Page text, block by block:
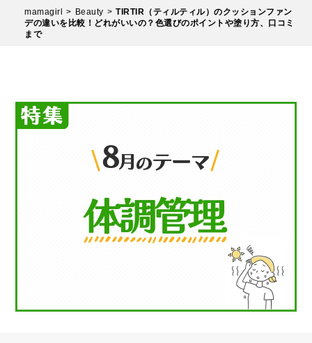
mamagirl Beauty
TIRTIR（ティルティル）のクッションファン
デの違いを比較！どれがいいの？色選びのポイントや塗り方、口コミ
まで